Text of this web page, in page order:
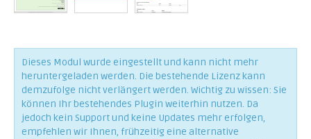
Dieses Modul wurde eingestellt und kann nicht mehr
heruntergeladen werden. Die bestehende Lizenz kann
demzufolge nicht verlängert werden. Wichtig zu wissen: Sie
können Ihr bestehendes Plugin weiterhin nutzen. Da
jedoch kein Support und keine Updates mehr erfolgen,
empfehlen wir Ihnen, frühzeitig eine alternative